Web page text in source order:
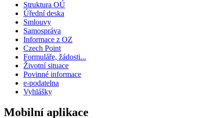
Struktura OÚ
Úřední deska
Smlouvy
Samospráva
Informace z OZ
Czech Point
Formuláře, žádosti...
Životní situace
Povinné informace
e-podatelna
Vyhlášky
Mobilní aplikace